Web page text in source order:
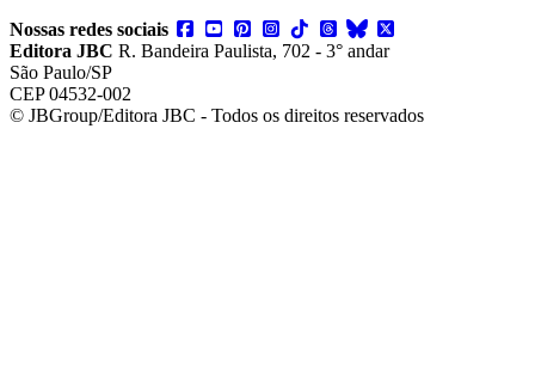
Nossas redes sociais
Editora JBC R. Bandeira Paulista, 702 - 3° andar
São Paulo/SP
CEP 04532-002
© JBGroup/Editora JBC - Todos os direitos reservados